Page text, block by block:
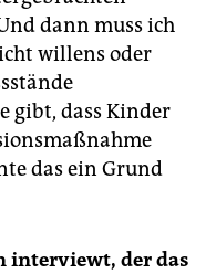
dann muss ich
willens oder
gibt, dass Kinder
das ein Grund
interviewt, der das